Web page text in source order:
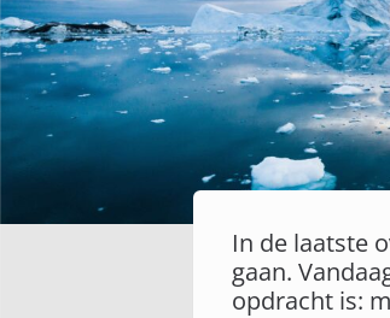
In de laatste
gaan.
opdracht is: